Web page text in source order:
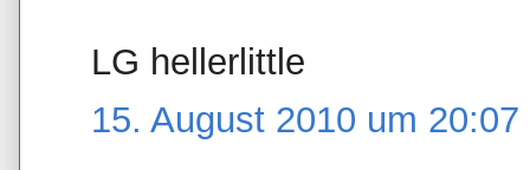
LG hellerlittle
15. August 2010 um 20:07